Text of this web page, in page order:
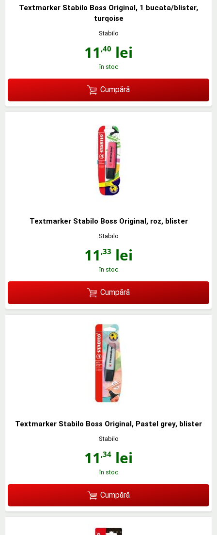
Textmarker Stabilo Boss Original, 1 bucata/blister,
turqoise
Stabilo
11 ,40 lei
în stoc
Cumpără
Textmarker Stabilo Boss Original, roz, blister
Stabilo
11 ,33 lei
în stoc
Cumpără
Textmarker Stabilo Boss Original, Pastel grey, blister
Stabilo
11 ,34 lei
în stoc
Cumpără